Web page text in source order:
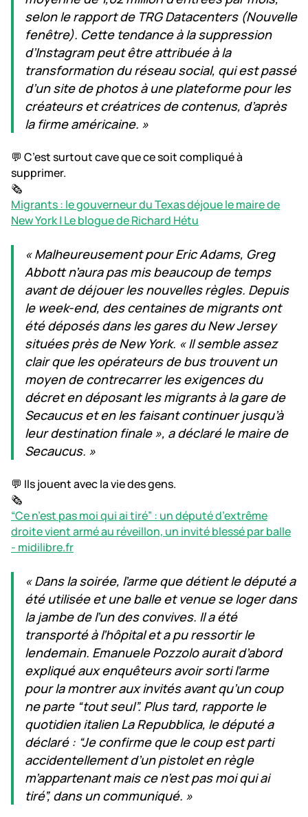
selon le rapport de TRG Datacenters (Nouvelle
fenêtre). Cette tendance à la suppression
d’Instagram peut être attribuée à la
transformation du réseau social, qui est passé
d’un site de photos à une plateforme pour les
créateurs et créatrices de contenus, d’après
la firme américaine. »
💬 C’est surtout cave que ce soit compliqué à
supprimer.
🗞️
Migrants : le gouverneur du Texas déjoue le maire de
New York | Le blogue de Richard Hétu
« Malheureusement pour Eric Adams, Greg
Abbott n’aura pas mis beaucoup de temps
avant de déjouer les nouvelles règles. Depuis
le week-end, des centaines de migrants ont
été déposés dans les gares du New Jersey
situées près de New York. « Il semble assez
clair que les opérateurs de bus trouvent un
moyen de contrecarrer les exigences du
décret en déposant les migrants à la gare de
Secaucus et en les faisant continuer jusqu’à
leur destination finale », a déclaré le maire de
Secaucus. »
💬 Ils jouent avec la vie des gens.
🗞️
“Ce n’est pas moi qui ai tiré” : un député d’extrême
droite vient armé au réveillon, un invité blessé par balle
- midilibre.fr
« Dans la soirée, l’arme que détient le député a
été utilisée et une balle et venue se loger dans
la jambe de l’un des convives. Il a été
transporté à l’hôpital et a pu ressortir le
lendemain. Emanuele Pozzolo aurait d’abord
expliqué aux enquêteurs avoir sorti l’arme
pour la montrer aux invités avant qu’un coup
ne parte “tout seul”. Plus tard, rapporte le
quotidien italien La Repubblica, le député a
déclaré : “Je confirme que le coup est parti
accidentellement d’un pistolet en règle
m’appartenant mais ce n’est pas moi qui ai
tiré”, dans un communiqué. »